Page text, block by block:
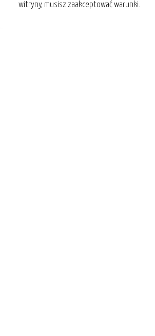
witryny, musisz zaakceptować warunki.